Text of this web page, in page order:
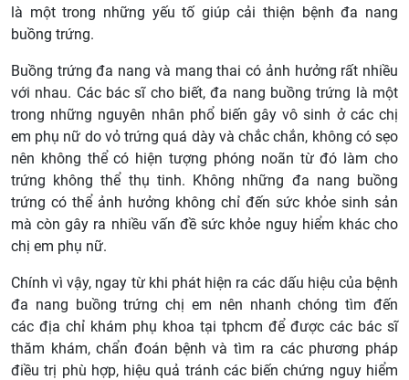
là một trong những yếu tố giúp cải thiện bệnh đa nang
buồng trứng.
Buồng trứng đa nang và mang thai có ảnh hưởng rất nhiều
với nhau. Các bác sĩ cho biết, đa nang buồng trứng là một
trong những nguyên nhân phổ biến gây vô sinh ở các chị
em phụ nữ do vỏ trứng quá dày và chắc chắn, không có sẹo
nên không thể có hiện tượng phóng noãn từ đó làm cho
trứng không thể thụ tinh. Không những đa nang buồng
trứng có thể ảnh hưởng không chỉ đến sức khỏe sinh sản
mà còn gây ra nhiều vấn đề sức khỏe nguy hiểm khác cho
chị em phụ nữ.
Chính vì vậy, ngay từ khi phát hiện ra các dấu hiệu của bệnh
đa nang buồng trứng chị em nên nhanh chóng tìm đến
các địa chỉ khám phụ khoa tại tphcm để được các bác sĩ
thăm khám, chẩn đoán bệnh và tìm ra các phương pháp
điều trị phù hợp, hiệu quả tránh các biến chứng nguy hiểm